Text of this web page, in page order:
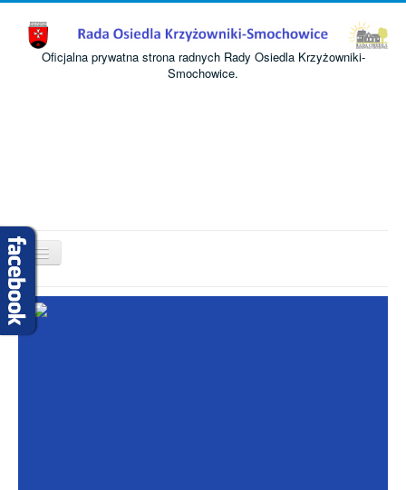
Oficjalna prywatna strona radnych Rady Osiedla Krzyżowniki-
Smochowice.
Przełącz
nawigację
Start
O nas